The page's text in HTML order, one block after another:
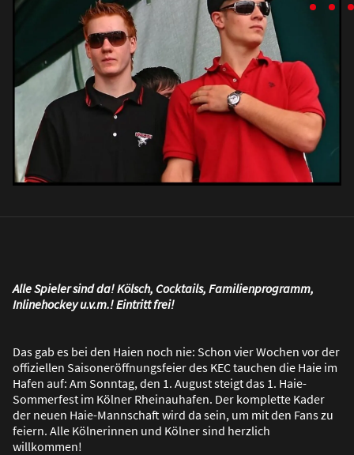
Alle Spieler sind da! Kölsch, Cocktails, Familienprogramm,
Inlinehockey u.v.m.! Eintritt frei!
Das gab es bei den Haien noch nie: Schon vier Wochen vor der
offiziellen Saisoneröffnungsfeier des KEC tauchen die Haie im
Hafen auf: Am Sonntag, den 1. August steigt das 1. Haie-
Sommerfest im Kölner Rheinauhafen. Der komplette Kader
der neuen Haie-Mannschaft wird da sein, um mit den Fans zu
feiern. Alle Kölnerinnen und Kölner sind herzlich
willkommen!